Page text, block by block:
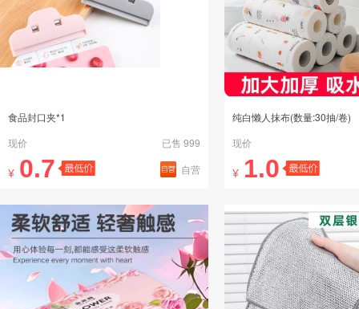
食品封口夹*1
现价
已售 999
¥ 0.7 自营
纯白懒人抹布(数量:30抽/卷)
现价
¥ 1.0